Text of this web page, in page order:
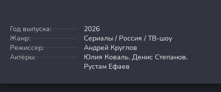
Год выпуска:
2026
Жанр:
Сериалы / Россия / ТВ-шоу
Режиссер:
Андрей Круглов
Актёры:
Юлия Коваль, Денис Степанов,
Рустам Ефаев